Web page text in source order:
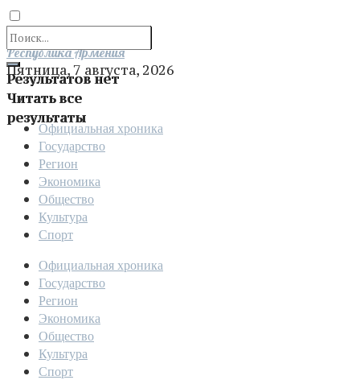
Результатов нет
Читать все
результаты
Отправить
Республика Армения
Пятница, 7 августа, 2026
Официальная хроника
Государство
Регион
Экономика
Общество
Культура
Спорт
Официальная хроника
Государство
Регион
Экономика
Общество
Культура
Спорт